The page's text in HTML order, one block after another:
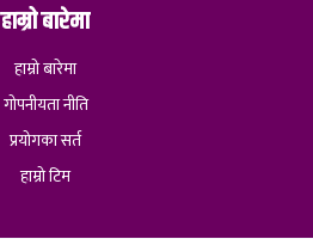
हाम्रो बारेमा
हाम्रो बारेमा
गोपनीयता नीति
प्रयोगका सर्त
हाम्रो टिम